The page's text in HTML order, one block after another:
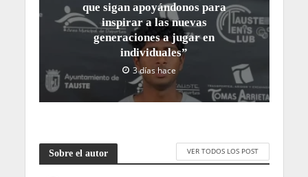
que sigan apoyándonos para
inspirar a las nuevas
generaciones a jugar en
individuales”
3 días hace
Sobre el autor VER TODOS LOS POST